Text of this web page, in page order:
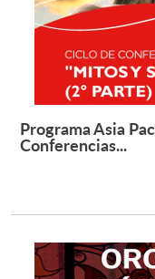
Programa Asia
Conferencias...